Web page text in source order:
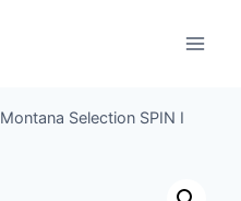
Montana Selection SPIN I